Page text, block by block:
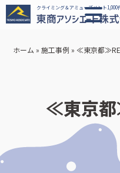
クライミング＆アミューズメント1,000
ホーム »施工事例 » ≪東京都
≪東京